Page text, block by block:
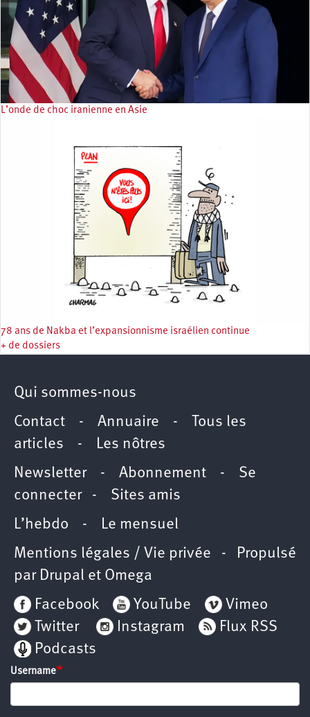
L’onde de choc iranienne en Asie
78 ans de Nakba et l’expansionnisme israélien continue
+ de dossiers
Qui sommes-nous
Contact - Annuaire -
Tous les
articles - Les nôtres
Newsletter- Abonnement - Se
connecter- Sites amis
L’hebdo - Le mensuel
Mentions légales / Vie privée - Propulsé
par Drupal et Omega
Facebook
YouTube
Vimeo
Twitter
Instagram
Flux RSS
Podcasts
Username